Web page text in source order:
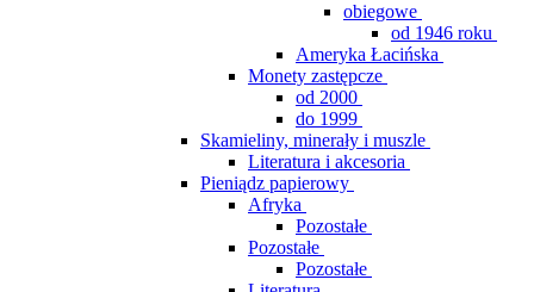
obiegowe
od 1946 roku
Ameryka Łacińska
Monety zastępcze
od 2000
do 1999
Skamieliny, minerały i muszle
Literatura i akcesoria
Pieniądz papierowy
Afryka
Pozostałe
Pozostałe
Pozostałe